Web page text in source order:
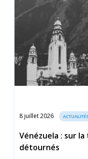
8 juillet 2026
Vénézuela : sur
détournés